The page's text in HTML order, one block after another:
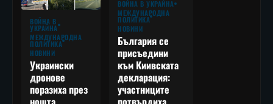
ВОЙНА В
УКРАЙНА
МЕЖДУНАРОДНА
ПОЛИТИКА
НОВИНИ
Украински
дронове
поразиха през
ВОЙНА В УКРАЙНА
МЕЖДУНАРОДНА
ПОЛИТИКА
НОВИНИ
България се
присъедини
към Киивската
декларация:
участниците